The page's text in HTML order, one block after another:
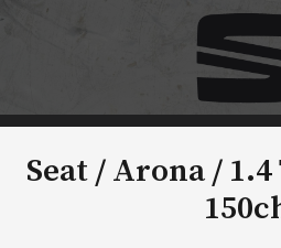
Seat / Arona / 1.4